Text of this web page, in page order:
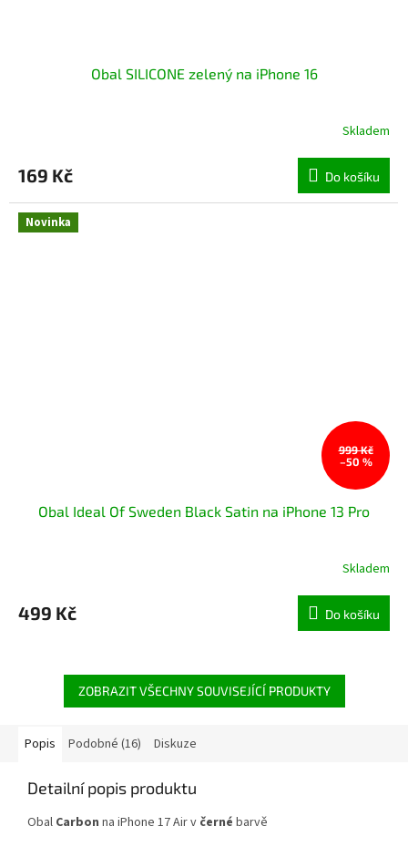
Obal SILICONE zelený na iPhone 16
Skladem
169 Kč Do košíku
Novinka
999 Kč
–50 %
Obal Ideal Of Sweden Black Satin na iPhone 13 Pro
Skladem
499 Kč Do košíku
ZOBRAZIT VŠECHNY SOUVISEJÍCÍ PRODUKTY
Popis Podobné (16) Diskuze
Detailní popis produktu
Obal Carbon na iPhone 17 Air v černé barvě